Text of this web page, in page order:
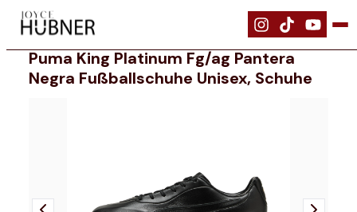
| Schuhe | PUMA KING PLATINUM FG/AG PANTERA NEGRA
Puma King Platinum Fg/ag Pantera
Negra Fußballschuhe Unisex, Schuhe